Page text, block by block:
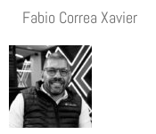
Fabio Correa Xavier